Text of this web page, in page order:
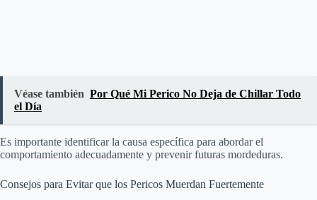
Véase también Por Qué Mi Perico No Deja de Chillar Todo
el Día
Es importante identificar la causa específica para abordar el
comportamiento adecuadamente y prevenir futuras mordeduras.
Consejos para Evitar que los Pericos Muerdan Fuertemente